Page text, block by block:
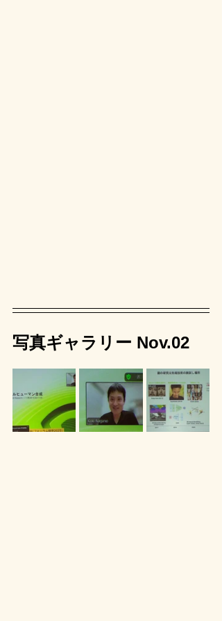
写真ギャラリー Nov.02